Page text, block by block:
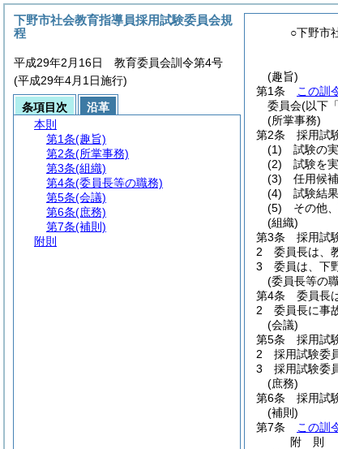
○下野市
(趣旨)
第1条
この訓
委員会(以下
(所掌事務)
第2条
採用試
(1)
試験の
(2)
試験を
(3)
任用候
(4)
試験結
(5)
その他
(組織)
第3条
採用試
2
委員長は、
3
委員は、下
(委員長等の
第4条
委員長
2
委員長に事
(会議)
第5条
採用試
2
採用試験委
3
採用試験委
(庶務)
第6条
採用試
(補則)
第7条
この訓
附 則
下野市社会教育指導員採用試験委員会規
程
平成29年2月16日 教育委員会訓令第4号
(平成29年4月1日施行)
条項目次
沿革
本則
第1条(趣旨)
第2条(所掌事務)
第3条(組織)
第4条(委員長等の職務)
第5条(会議)
第6条(庶務)
第7条(補則)
附則